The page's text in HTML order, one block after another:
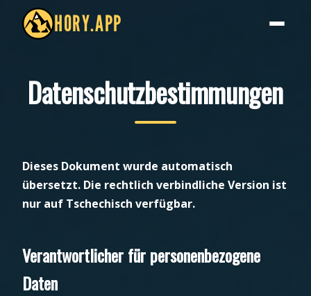
HORY.APP
Datenschutzbestimmungen
Dieses Dokument wurde automatisch
übersetzt. Die rechtlich verbindliche Version ist
nur auf Tschechisch verfügbar.
Verantwortlicher für personenbezogene
Daten